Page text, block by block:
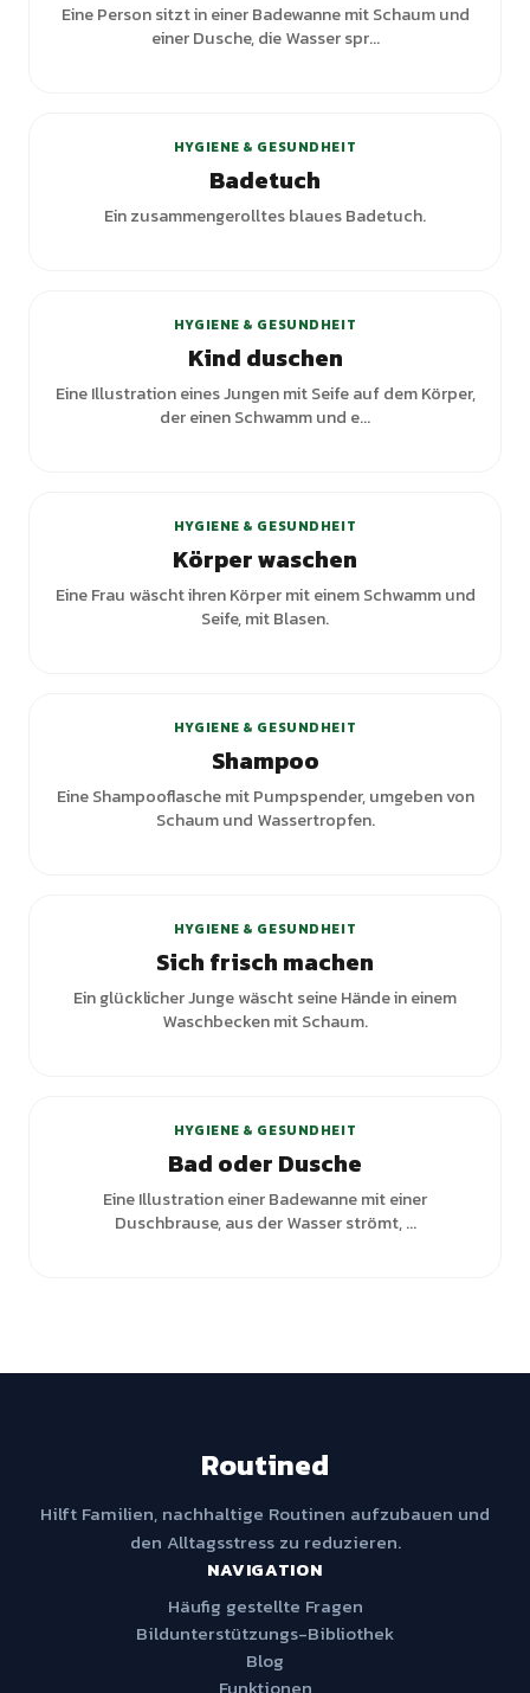
Eine Person sitzt in einer Badewanne mit Schaum und
einer Dusche, die Wasser spr...
HYGIENE & GESUNDHEIT
Badetuch
Ein zusammengerolltes blaues Badetuch.
HYGIENE & GESUNDHEIT
Kind duschen
Eine Illustration eines Jungen mit Seife auf dem Körper,
der einen Schwamm und e...
HYGIENE & GESUNDHEIT
Körper waschen
Eine Frau wäscht ihren Körper mit einem Schwamm und
Seife, mit Blasen.
HYGIENE & GESUNDHEIT
Shampoo
Eine Shampooflasche mit Pumpspender, umgeben von
Schaum und Wassertropfen.
HYGIENE & GESUNDHEIT
Sich frisch machen
Ein glücklicher Junge wäscht seine Hände in einem
Waschbecken mit Schaum.
HYGIENE & GESUNDHEIT
Bad oder Dusche
Eine Illustration einer Badewanne mit einer
Duschbrause, aus der Wasser strömt, ...
Routined
Hilft Familien, nachhaltige Routinen aufzubauen und
den Alltagsstress zu reduzieren.
NAVIGATION
Häufig gestellte Fragen
Bildunterstützungs-Bibliothek
Blog